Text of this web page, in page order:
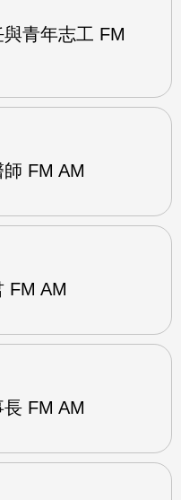
青年志工 FM
FM AM
FM AM
FM AM